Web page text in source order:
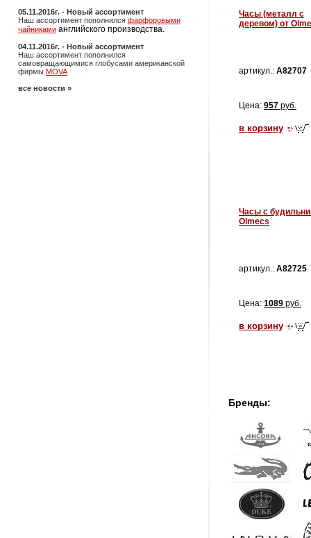
05.11.2016г. - Новый ассортимент
Наш ассортимент пополнился фарфоровыми
чайниками английского производства.
04.11.2016г. - Новый ассортимент
Наш ассортимент пополнился
самовращающимися глобусами американской
фирмы MOVA
все новости »
Часы (металл с
деревом) от
артикул.: A82707
Цена: 957 руб.
в корзину
Часы с
Olmecs
артикул.: A82725
Цена: 1089 руб.
в корзину
Бренды: